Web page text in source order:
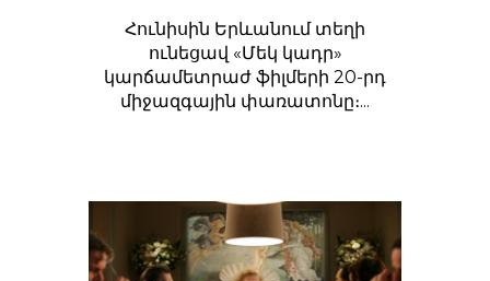
Հունիսին Երևանում տեղի
ունեցավ «Մեկ կադր»
կարճամետրաժ ֆիլմերի 20-րդ
միջազգային փառատոնը։...